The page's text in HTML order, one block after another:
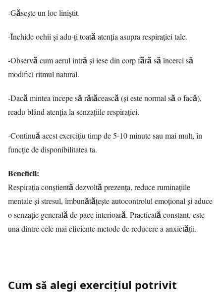
-Găsește un loc liniștit.
-Închide ochii și adu-ți toată atenția asupra respirației tale.
-Observă cum aerul intră și iese din corp fără să încerci să
modifici ritmul natural.
-Dacă mintea începe să rătăcească (și este normal să o facă),
readu blând atenția la senzațiile respirației.
-Continuă acest exercițiu timp de 5-10 minute sau mai mult, în
funcție de disponibilitatea ta.
Beneficii:
Respirația conștientă dezvoltă prezența, reduce ruminațiile
mentale și stresul, îmbunătățește autocontrolul emoțional și aduce
o senzație generală de pace interioară. Practicată constant, este
una dintre cele mai eficiente metode de reducere a anxietății.
Cum să alegi exercițiul potrivit